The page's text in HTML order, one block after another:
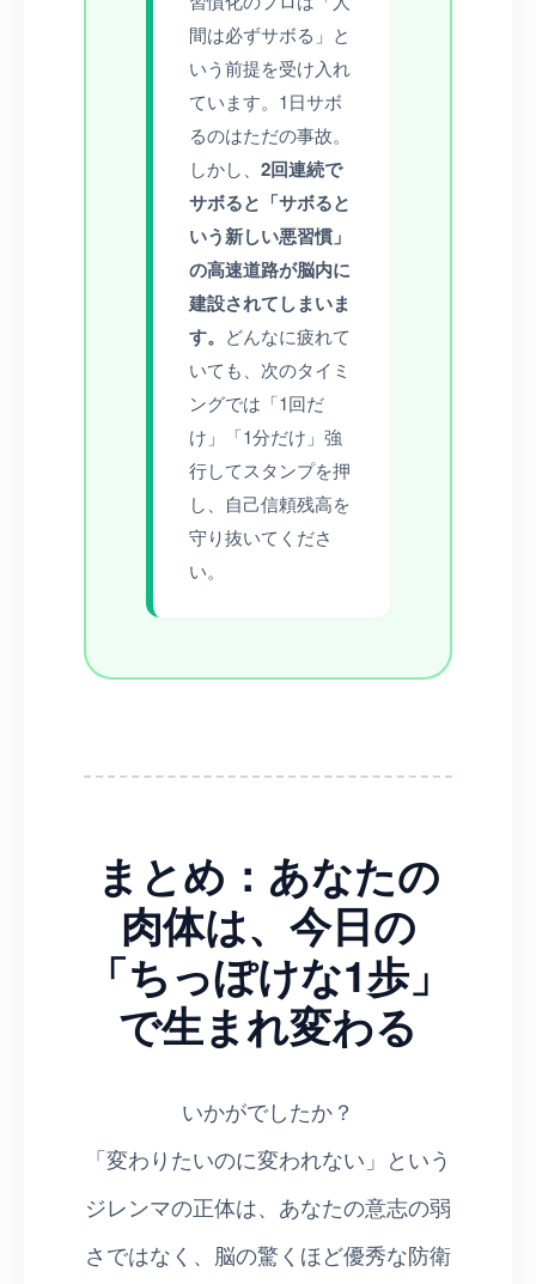
間は必ずサボる」と
いう前提を受け入れ
ています。1日サボ
るのはただの事故。
しかし、 2回連続で
サボると「サボると
いう新しい悪習慣」
の高速道路が脳内に
建設されてしまいま
す。 どんなに疲れて
いても、次のタイミ
ングでは「1回だ
け」「1分だけ」強
行してスタンプを押
し、自己信頼残高を
守り抜いてくださ
い。
まとめ：あなたの
肉体は、今日の
「ちっぽけな1歩」
で生まれ変わる
いかがでしたか？
「変わりたいのに変われない」という
ジレンマの正体は、あなたの意志の弱
さではなく、脳の驚くほど優秀な防衛